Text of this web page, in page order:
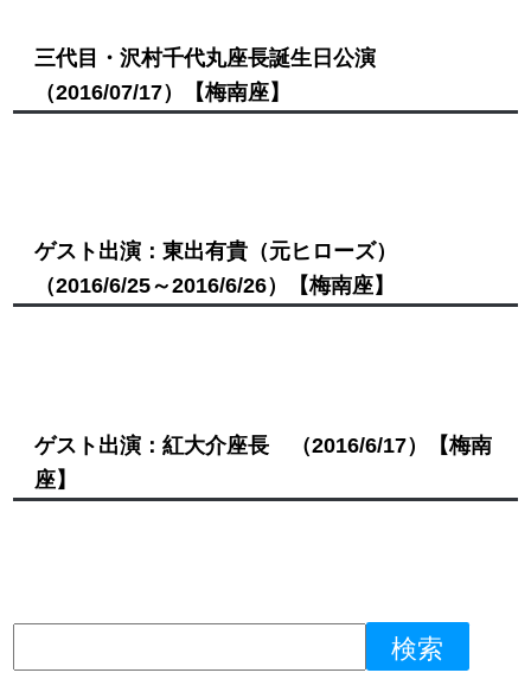
三代目・沢村千代丸座長誕生日公演
（2016/07/17）
【梅南座】
ゲスト出演：東出有貴（元ヒローズ）
（2016/6/25～2016/6/26）
【梅南座】
ゲスト出演：紅大介座長 （2016/6/17）
【梅南
座】